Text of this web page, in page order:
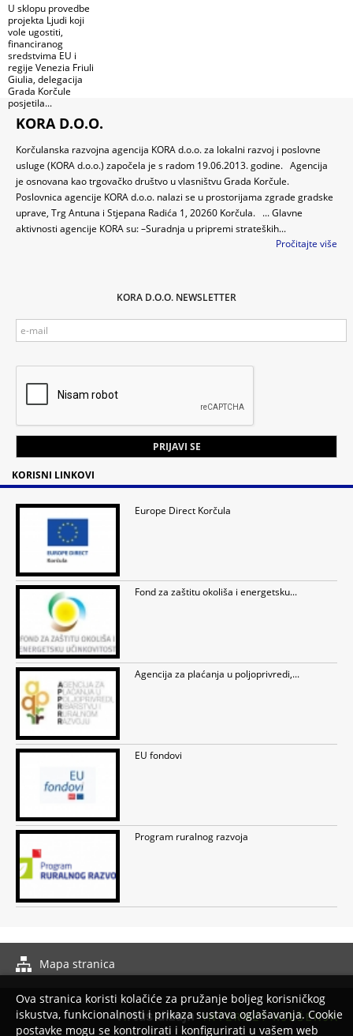
U sklopu provedbe
projekta Ljudi koji
vole ugostiti,
financiranog
sredstvima EU i
regije Venezia Friuli
Giulia, delegacija
Grada Korčule
posjetila...
KORA D.O.O.
Korčulanska razvojna agencija KORA d.o.o. za lokalni razvoj i poslovne
usluge (KORA d.o.o.) započela je s radom 19.06.2013. godine. Agencija
je osnovana kao trgovačko društvo u vlasništvu Grada Korčule.
Poslovnica agencije KORA d.o.o. nalazi se u prostorijama zgrade gradske
uprave, Trg Antuna i Stjepana Radića 1, 20260 Korčula. ... Glavne
aktivnosti agencije KORA su: –Suradnja u pripremi strateških...
Pročitajte više
KORA D.O.O. NEWSLETTER
KORISNI LINKOVI
Europe Direct Korčula
Fond za zaštitu okoliša i energetsku...
Agencija za plaćanja u poljoprivredi,...
EU fondovi
Program ruralnog razvoja
Mapa stranica
Ova stranica koristi kolačiće za pružanje boljeg korisničkog
iskustva, funkcionalnosti i prikaza sustava oglašavanja. Cookie
postavke mogu se kontrolirati i konfigurirati u vašem web